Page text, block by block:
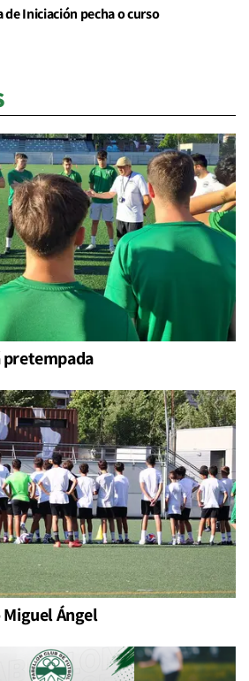
de Iniciación pecha o curso
pretempada
Ángel